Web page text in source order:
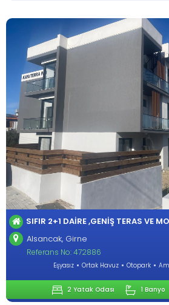
SIFIR 2+1 DAIRE ,GENIŞ TERAS VE
Alsancak, Girne
Referans No: 472886
Eşyasız Ortak Havuz Otopark
2 Yatak Odası 1 Banyo